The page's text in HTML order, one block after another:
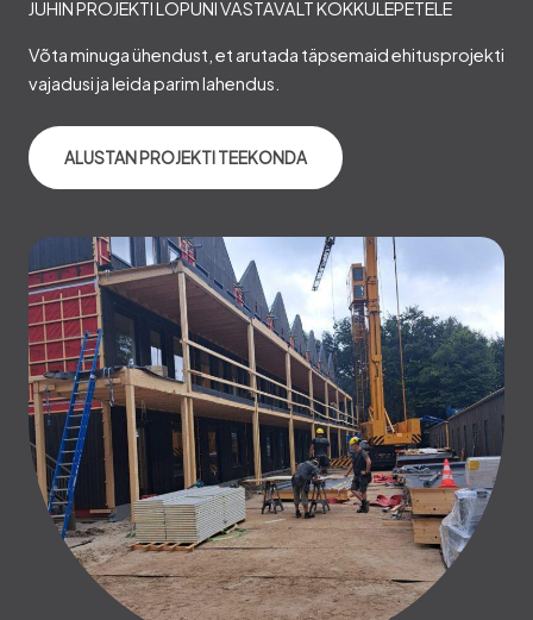
JUHIN PROJEKTI LÕPUNI VASTAVALT KOKKULEPETELE
Võta minuga ühendust, et arutada täpsemaid ehitusprojekti
vajadusi ja leida parim lahendus.
ALUSTAN PROJEKTI TEEKONDA